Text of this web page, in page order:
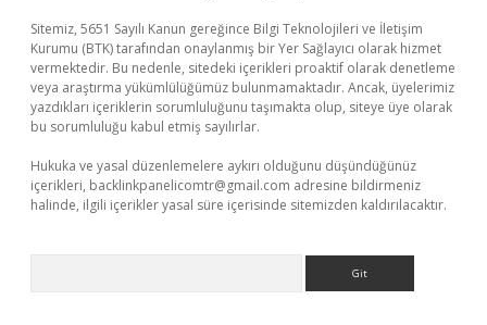
Sitemiz, 5651 Sayılı Kanun gereğince Bilgi Teknolojileri ve İletişim
Kurumu (BTK) tarafından onaylanmış bir Yer Sağlayıcı olarak hizmet
vermektedir. Bu nedenle, sitedeki içerikleri proaktif olarak denetleme
veya araştırma yükümlülüğümüz bulunmamaktadır. Ancak, üyelerimiz
yazdıkları içeriklerin sorumluluğunu taşımakta olup, siteye üye olarak
bu sorumluluğu kabul etmiş sayılırlar.
Hukuka ve yasal düzenlemelere aykırı olduğunu düşündüğünüz
içerikleri, backlinkpanelicomtr@gmail.com adresine bildirmeniz
halinde, ilgili içerikler yasal süre içerisinde sitemizden kaldırılacaktır.